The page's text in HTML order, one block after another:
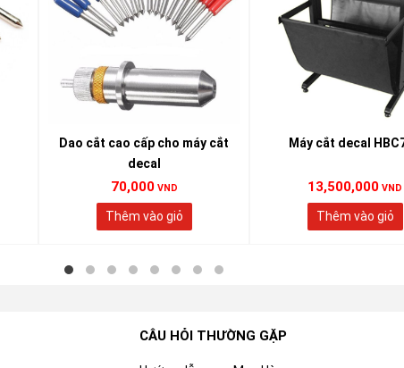
Dao cắt cao cấp cho máy cắt
decal
70,000 VND
Thêm vào giỏ
Máy cắt decal
13,500,000 VND
Thêm vào giỏ
CÂU HỎI THƯỜNG GẶP